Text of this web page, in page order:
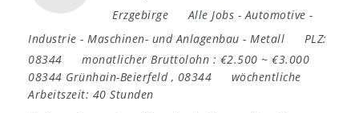
Erzgebirge
Alle Jobs -Automotive -
Industrie - Maschinen- und Anlagenbau - Metall
PLZ:
08344
monatlicher Bruttolohn : €2.500 ~ €3.000
08344 Grünhain-Beierfeld, 08344
wöchentliche
Arbeitszeit: 40 Stunden